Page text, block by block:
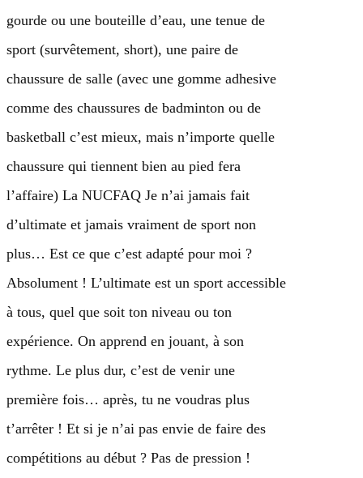
gourde ou une bouteille d’eau, une tenue de
sport (survêtement, short), une paire de
chaussure de salle (avec une gomme adhesive
comme des chaussures de badminton ou de
basketball c’est mieux, mais n’importe quelle
chaussure qui tiennent bien au pied fera
l’affaire) La NUCFAQ Je n’ai jamais fait
d’ultimate et jamais vraiment de sport non
plus… Est ce que c’est adapté pour moi ?
Absolument ! L’ultimate est un sport accessible
à tous, quel que soit ton niveau ou ton
expérience. On apprend en jouant, à son
rythme. Le plus dur, c’est de venir une
première fois… après, tu ne voudras plus
t’arrêter ! Et si je n’ai pas envie de faire des
compétitions au début ? Pas de pression !